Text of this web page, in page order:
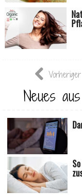
Vorheriger
Neues